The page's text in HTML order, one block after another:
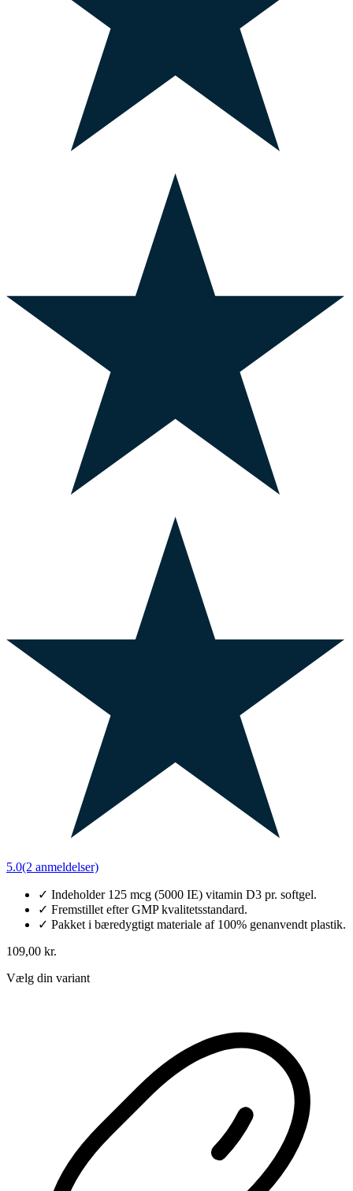
5.0(2 anmeldelser)
✓ Indeholder 125 mcg (5000 IE) vitamin D3 pr. softgel.
✓ Fremstillet efter GMP kvalitetsstandard.
✓ Pakket i bæredygtigt materiale af 100% genanvendt plastik.
109,00 kr.
Vælg din variant